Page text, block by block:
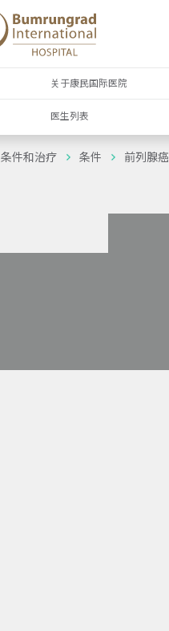
关于康民国际医院
医生列表
条件和治疗 条件 前列腺癌